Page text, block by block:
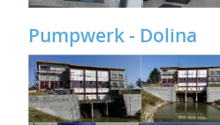
Pumpwerk - Dolina